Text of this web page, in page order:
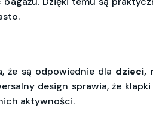
że są odpowiednie dla dzieci,
design sprawia, że
aktywności.